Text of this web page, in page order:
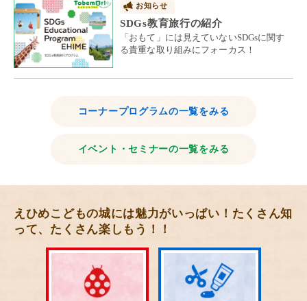
お知らせ
SDGs教育旅行の紹介
「おもて」には見えていないSDGsに関す
る貴重な取り組みにフォーカス！
コーナープログラムの一覧をみる
イベント・セミナーの一覧をみる
えひめこどもの城には魅力がいっぱい！たくさん知
って、たくさん楽しもう！！